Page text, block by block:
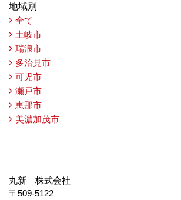
地域別
全て
土岐市
瑞浪市
多治見市
可児市
瀬戸市
恵那市
美濃加茂市
丸新 株式会社
〒509-5122